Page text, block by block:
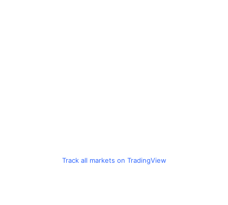
Track all markets on TradingView